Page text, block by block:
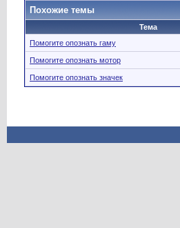
Похожие темы
Тема
Помогите опознать гаму
Помогите опознать мотор
Помогите опознать значек